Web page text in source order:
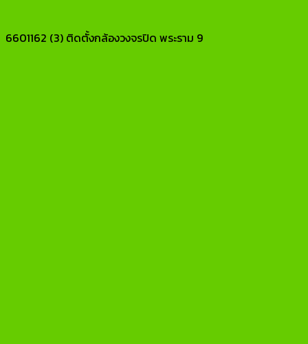
6601162 (3) ติดตั้งกล้องวงจรปิด พระราม 9